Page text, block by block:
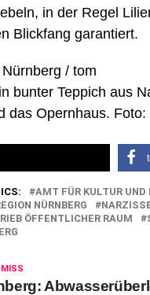
in der Regel
Blickfang garantiert.
/ tom
bunter Teppich aus
das Opernhaus.
AMT FÜR KULTUR UND
NÜRNBERG
ÖFFENTLICHER RAUM